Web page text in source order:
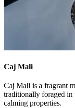
Caj Mali
Caj Mali is a fragrant
traditionally foraged in
calming properties.